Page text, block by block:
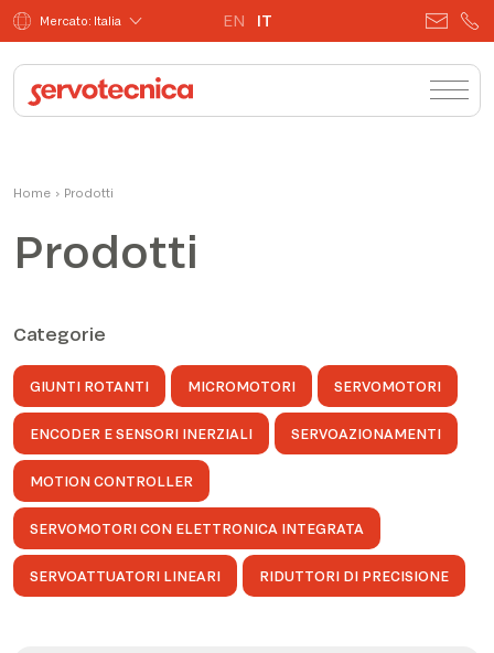
Mercato: Italia EN IT
Home › Prodotti
Prodotti
Categorie
GIUNTI ROTANTI MICROMOTORI SERVOMOTORI
ENCODER E SENSORI INERZIALI SERVOAZIONAMENTI
MOTION CONTROLLER
SERVOMOTORI CON ELETTRONICA INTEGRATA
SERVOATTUATORI LINEARI RIDUTTORI DI PRECISIONE